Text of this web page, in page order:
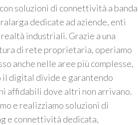
soluzioni di connettività a banda
dedicate ad aziende, enti
industriali. Grazie a una
di rete proprietaria, operiamo
anche nelle aree più complesse,
il digital divide e garantendo
affidabili dove altri non arrivano.
e realizziamo soluzioni di
e connettività dedicata,